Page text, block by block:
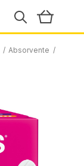
/ Absorvente /